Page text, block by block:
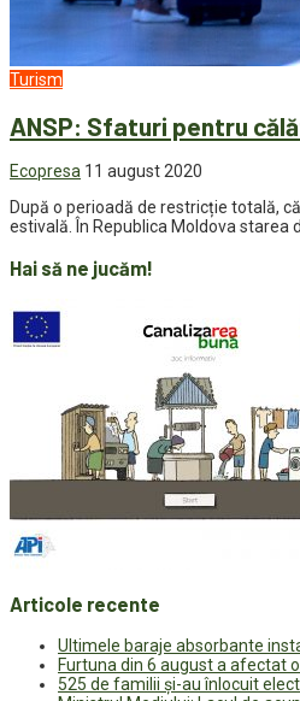
Turism
ANSP: Sfaturi pentru
Ecopresa 11 august 2020
După o perioadă de restricție totală,
estivală. În Republica Moldova
Hai să ne jucăm!
Articole recente
Ultimele baraje absorbante
Furtuna din 6 august a afectat
525 de familii și-au înlocuit